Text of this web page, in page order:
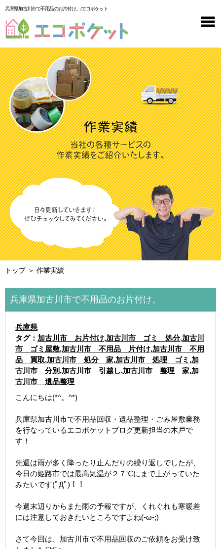
兵庫県加古川市で不用品のお片付け。/エコポケット
トップ＞ 作業実績
兵庫県加古川市で不用品のお片付け。
兵庫県
タグ： 加古川市 お片付け,加古川市 ゴミ 処分,加古川
市 ゴミ屋敷,加古川市 不用品 片付け,加古川市 不用
品 買取,加古川市 処分 家,加古川市 処理 ゴミ ,加
古川市 分別 ,加古川市 引越し,加古川市 整理 家,加
古川市 遺品整理
こんにちは(*^。^*)
兵庫県加古川市で不用品回収・遺品整理・ごみ屋敷業務
を行なっているエコポケットブログ更新担当の木戸で
す！
先週は雨が多く降ったり止んだりの繰り返しでしたが、
今日の姫路市では最高気温が２７℃にまで上がっていた
みたいです(ﾟДﾟ)！！
今週末辺りからまた雨の予報ですが、くれぐれも寒暖差
には注意しておきたいところですよね(-ω-;)
さて今回は、加古川市で不用品回収のご依頼をお受け致